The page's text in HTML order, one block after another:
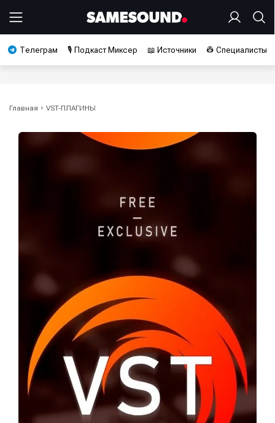
Телеграм 🎙️ Подкаст Миксер 📖 Источники 👷 Специалисты
Главная VST-ПЛАГИНЫ